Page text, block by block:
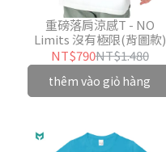
重磅落肩涼感T - NO
Limits 沒有極限(背圖款)
NT$790NT$1.480
thêm vào giỏ hàng